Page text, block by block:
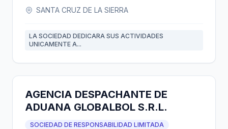
SANTA CRUZ DE LA SIERRA
LA SOCIEDAD DEDICARA SUS ACTIVIDADES
UNICAMENTE A...
AGENCIA DESPACHANTE DE
ADUANA GLOBALBOL S.R.L.
SOCIEDAD DE RESPONSABILIDAD LIMITADA